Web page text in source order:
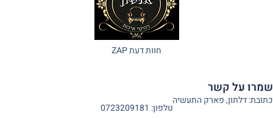
חוות דעת ZAP
שמרו על קשר
כתובת: דלתון, פארק התעשיה
טלפון: 0723209181